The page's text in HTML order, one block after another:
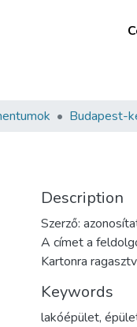
Budapest-
Description
Szerző:
A címet a
Kartonra
Keywords
lakóépület,